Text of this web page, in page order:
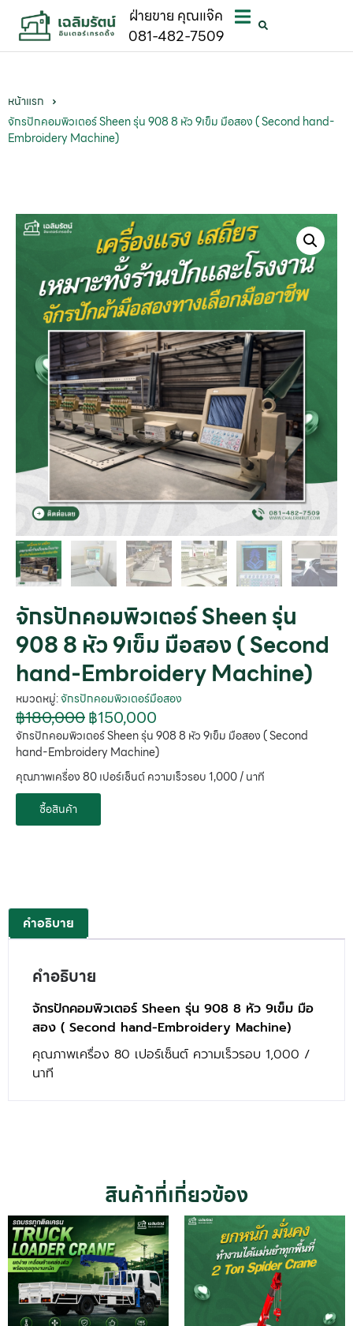
ฝ่ายขาย คุณแจ๊ค
081-482-7509
หน้าแรก
จักรปักคอมพิวเตอร์ Sheen รุ่น 908 8 หัว 9เข็ม มือสอง ( Second hand-
Embroidery Machine)
จักรปักคอมพิวเตอร์ Sheen รุ่น
908 8 หัว 9เข็ม มือสอง ( Second
hand-Embroidery Machine)
หมวดหมู่:จักรปักคอมพิวเตอร์มือสอง
฿180,000฿150,000
จักรปักคอมพิวเตอร์ Sheen รุ่น 908 8 หัว 9เข็ม มือสอง ( Second
hand-Embroidery Machine)
คุณภาพเครื่อง 80 เปอร์เซ็นต์ ความเร็วรอบ 1,000 / นาที
ซื้อสินค้า
คำอธิบาย
คำอธิบาย
จักรปักคอมพิวเตอร์ Sheen รุ่น 908 8 หัว 9เข็ม มือ
สอง ( Second hand-Embroidery Machine)
คุณภาพเครื่อง 80 เปอร์เซ็นต์ ความเร็วรอบ 1,000 /
นาที
สินค้าที่เกี่ยวข้อง